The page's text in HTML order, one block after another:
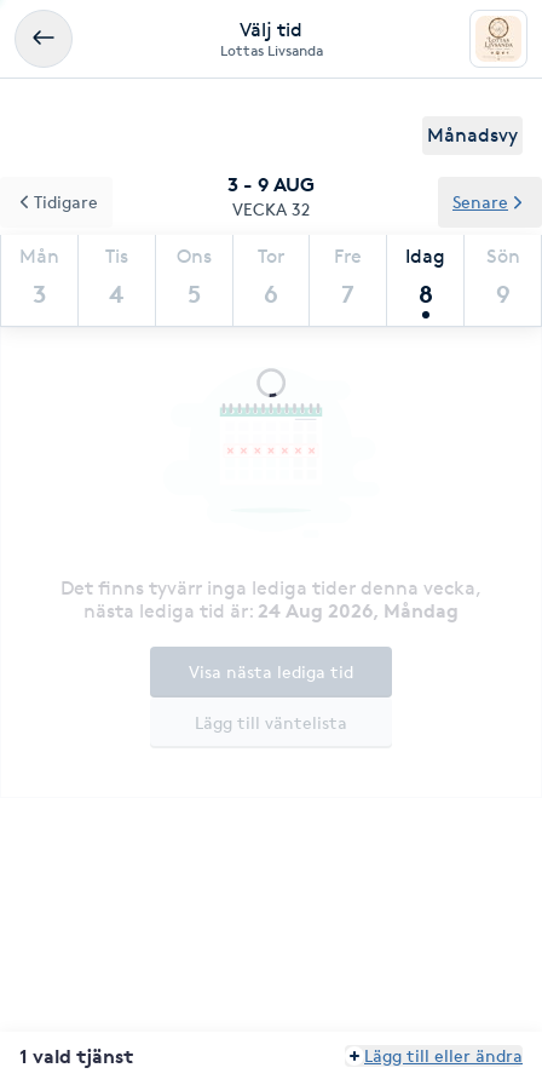
Välj tid
Lottas Livsanda
Månadsvy
3 - 9 AUG
VECKA 32
Mån
3
Tis
4
Ons
5
Tor
6
Fre
7
Idag
8
Sön
9
Tidigare Senare
Det finns tyvärr inga lediga tider denna vecka,
nästa lediga tid är: 24 Aug 2026, Måndag
Lägg till väntelista
Visa nästa lediga tid
1 vald tjänst Lägg till eller ändra